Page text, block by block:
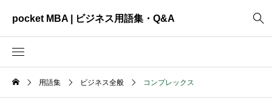
pocket MBA | ビジネス用語集・Q&A
ビジネス全般
用語集 ビジネス全般 コンプレックス